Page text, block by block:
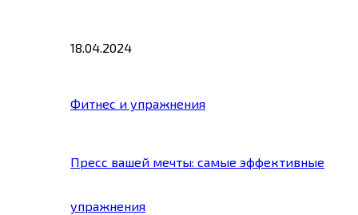
18.04.2024
Фитнес и упражнения
Пресс вашей мечты: самые эффективные
упражнения